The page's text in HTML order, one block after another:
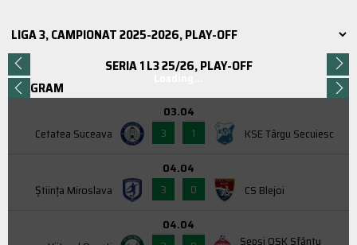
SERIA 1 L3 25/26, PLAY-OFF
PROGRAM
Cetatea Suceava
03.04
3
1 KSE Târgu Secuiesc
Știința Miroslava
04.04
3
0 CS Blejoi
04.04
Sepsi OSK Sfântu